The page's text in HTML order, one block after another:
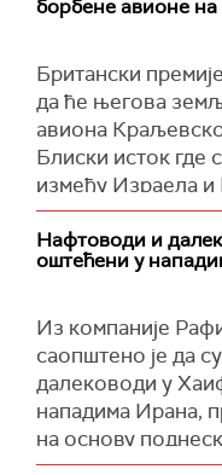
ухапшена док су
Ројтерс.
Иранске власти
у иранском граду
осумњичених за
са Израелом и
у корист Израела.
борбене авионе
Британски
да ће његова
авиона
Блиски исток где
између Израела и
Он је додао да ће
"тајфуне" и
горивом у
Би-Си.
Према речима
развија и у току
при чему се
неопходна
Нафтоводи и
оштећени у
Из компаније
саопштено је да
далеководи у
нападима Ирана,
на основу
Авиву.